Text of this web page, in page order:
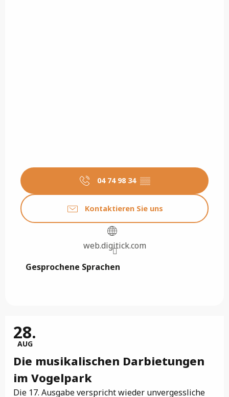
04 74 98 34 ▒▒
Kontaktieren Sie uns
web.digitick.com
Gesprochene Sprachen
Gesprochene Sprachen
28.
AUG
Die musikalischen Darbietungen
im Vogelpark
Die 17. Ausgabe verspricht wieder unvergessliche